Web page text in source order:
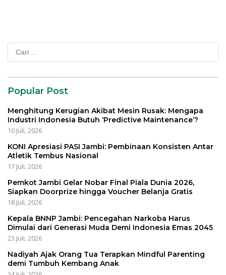
Cari
untuk:
Popular Post
Menghitung Kerugian Akibat Mesin Rusak: Mengapa
Industri Indonesia Butuh ‘Predictive Maintenance’?
10 Juli, 2026
KONI Apresiasi PASI Jambi: Pembinaan Konsisten Antar
Atletik Tembus Nasional
17 Juli, 2026
Pemkot Jambi Gelar Nobar Final Piala Dunia 2026,
Siapkan Doorprize hingga Voucher Belanja Gratis
18 Juli, 2026
Kepala BNNP Jambi: Pencegahan Narkoba Harus
Dimulai dari Generasi Muda Demi Indonesia Emas 2045
23 Juli, 2026
Nadiyah Ajak Orang Tua Terapkan Mindful Parenting
demi Tumbuh Kembang Anak